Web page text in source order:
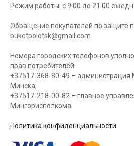
Режим работы: с 9.00 до 21.00
Обращение покупателей по защите
buketpolotsk@gmail.com
Номера городских телефонов
прав потребителей:
+37517-368-80-49 – администрация
Минска;
+37517-218-00-82 – главное
Мингорисполкома.
Политика конфиденциальности